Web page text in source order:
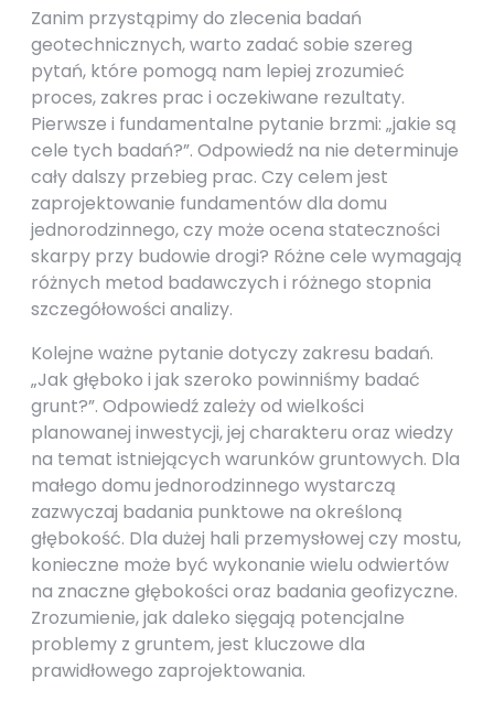
Zanim przystąpimy do zlecenia badań
geotechnicznych, warto zadać sobie szereg
pytań, które pomogą nam lepiej zrozumieć
proces, zakres prac i oczekiwane rezultaty.
Pierwsze i fundamentalne pytanie brzmi: „jakie są
cele tych badań?”. Odpowiedź na nie determinuje
cały dalszy przebieg prac. Czy celem jest
zaprojektowanie fundamentów dla domu
jednorodzinnego, czy może ocena stateczności
skarpy przy budowie drogi? Różne cele wymagają
różnych metod badawczych i różnego stopnia
szczegółowości analizy.
Kolejne ważne pytanie dotyczy zakresu badań.
„Jak głęboko i jak szeroko powinniśmy badać
grunt?”. Odpowiedź zależy od wielkości
planowanej inwestycji, jej charakteru oraz wiedzy
na temat istniejących warunków gruntowych. Dla
małego domu jednorodzinnego wystarczą
zazwyczaj badania punktowe na określoną
głębokość. Dla dużej hali przemysłowej czy mostu,
konieczne może być wykonanie wielu odwiertów
na znaczne głębokości oraz badania geofizyczne.
Zrozumienie, jak daleko sięgają potencjalne
problemy z gruntem, jest kluczowe dla
prawidłowego zaprojektowania.